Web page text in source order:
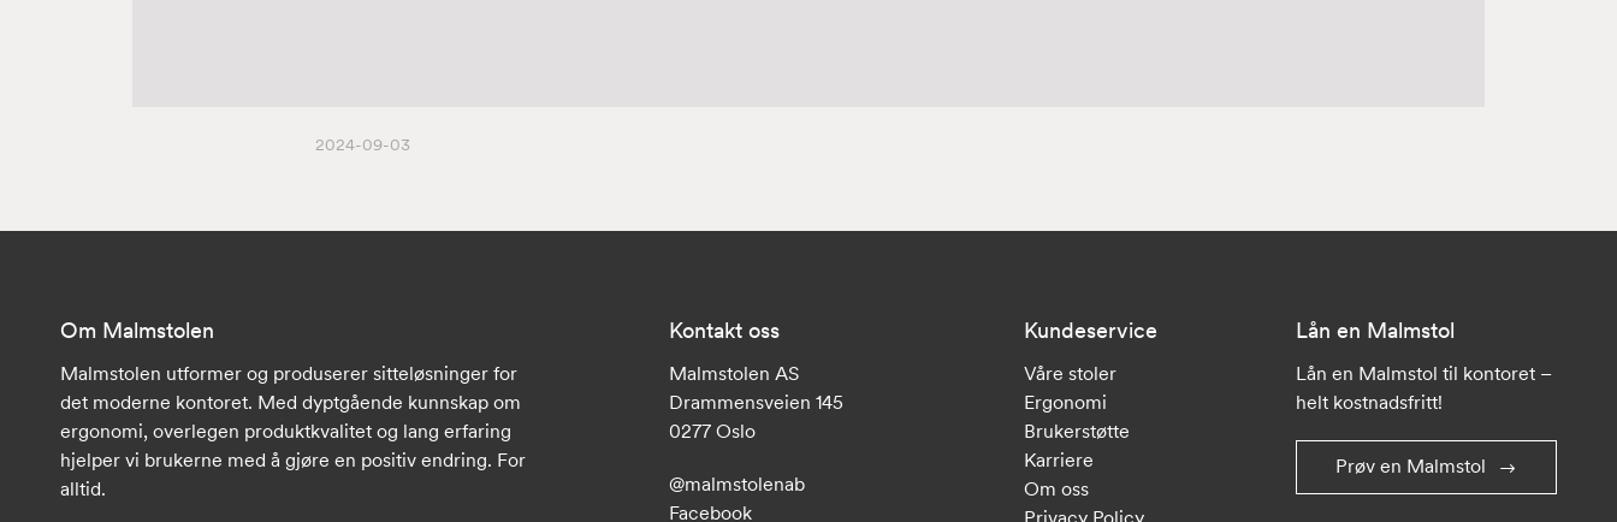
2024-09-03
Om Malmstolen
Malmstolen utformer og produserer sitteløsninger for
det moderne kontoret. Med dyptgående kunnskap om
ergonomi, overlegen produktkvalitet og lang erfaring
hjelper vi brukerne med å gjøre en positiv endring. For
alltid.
Kontakt oss
Malmstolen AS
Drammensveien 145
0277 Oslo
@malmstolenab
Facebook
Kundeservice
Våre stoler
Ergonomi
Brukerstøtte
Karriere
Om oss
Lån en Malmstol
Lån en Malmstol til kontoret –
helt kostnadsfritt!
Prøv en Malmstol